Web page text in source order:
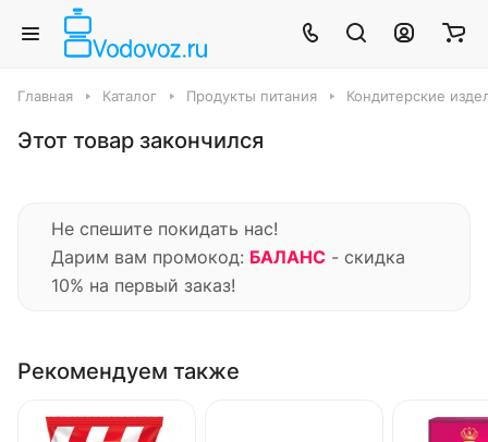
Главная Каталог Продукты питания Кондитерские
Этот товар закончился
Не спешите покидать нас!
Дарим вам промокод: БАЛАНС - скидка
10% на первый заказ!
Рекомендуем также